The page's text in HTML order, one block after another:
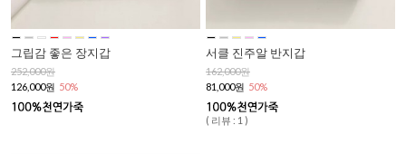
그립감 좋은 장지갑
252,000원
126,000원 50%
서클 진주알 반지갑
162,000원
81,000원 50%
( 리뷰 : 1 )